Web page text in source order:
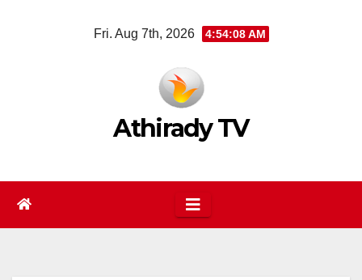
Fri. Aug 7th, 2026 4:54:08 AM
Athirady TV